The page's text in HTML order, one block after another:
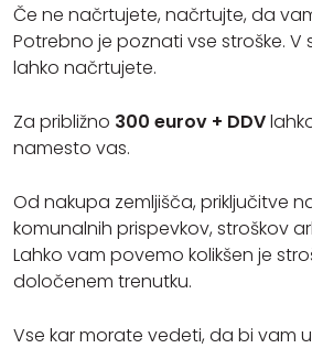
Če ne načrtujete, načrtujte, da
Potrebno je poznati vse stroške. V
lahko načrtujete.
Za približno 300 eurov + DDV
namesto vas.
Od nakupa zemljišča, priključitve
komunalnih prispevkov, stroškov
Lahko vam povemo kolikšen je
določenem trenutku.
Vse kar morate vedeti, da bi vam